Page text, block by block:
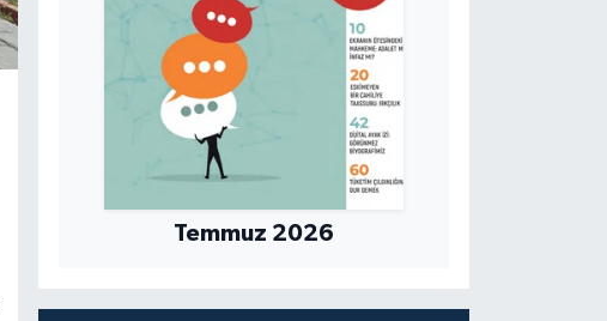
Temmuz 2026